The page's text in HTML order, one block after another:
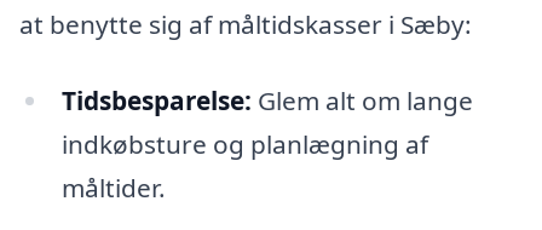
at benytte sig af måltidskasser i Sæby:
Tidsbesparelse: Glem alt om lange
indkøbsture og planlægning af
måltider.